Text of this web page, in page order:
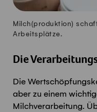
Milch(produkt ion)
Arbeitsplätze.
Die
Die
aber zu einem
Milchverarbeitung.